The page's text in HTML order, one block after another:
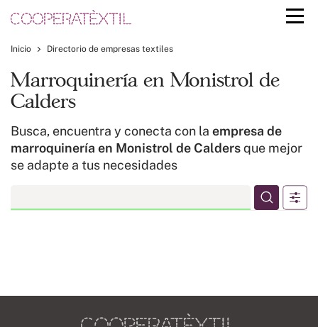
Inicio Directorio de empresas textiles
Marroquinería en Monistrol de
Calders
Busca, encuentra y conecta con la empresa de
marroquinería en Monistrol de Caldersque mejor
se adapte a tus necesidades